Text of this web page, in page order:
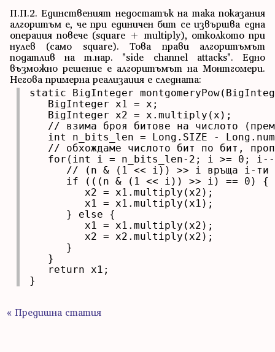
П.П.2. Единственият недостатък на така показания
алгоритъм е, че при единичен бит се извършва една
операция повече (square + multiply), отколкото при
нулев (само square). Това прави алгоритъмът
податлив на т.нар. "side channel attacks". Едно
възможно решение е алгоритъмът на Монтгомери.
Негова примерна реализация е следната:
static BigInteger
   BigInteger x1 = x;
   BigInteger x2 = x.multiply(x);
// взима броя битове на числото
int n_bits_len = Long.SIZE -
// обхождаме числото бит по бит,
for(int i = n_bits_len-2; i >= 0;
// (n & (1 << i)) >> i връща i-ти
      if (((n & (1 << i)) >> i) == 0) {
         x2 = x1.multiply(x2);
         x1 = x1.multiply(x1);
      } else {
         x1 = x1.multiply(x2);
         x2 = x2.multiply(x2);
      }
   }
   return x1;
}
« Предишна статия